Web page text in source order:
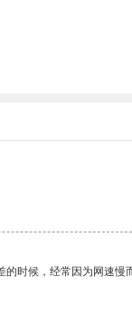
时候，经常因为网速慢